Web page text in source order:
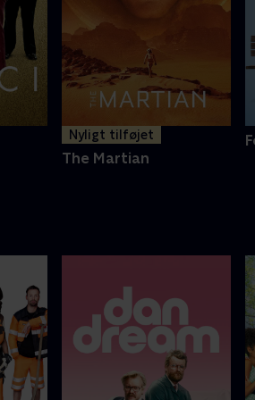
Nyligt tilføjet
The Martian